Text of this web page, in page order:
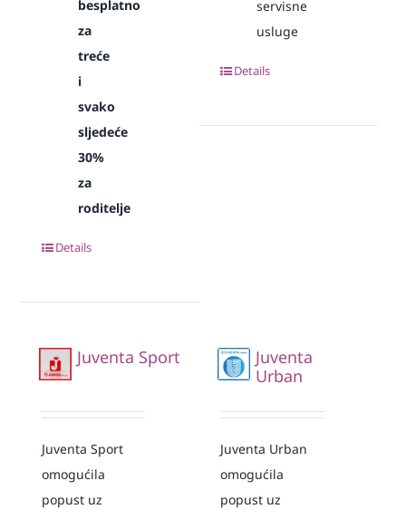
besplatno
za
treće
i
svako
sljedeće
30%
za
roditelje
Details
servisne
usluge
Details
Juventa Sport
Juventa Sport
omogućila
popust uz
Juventa
Urban
Juventa Urban
omogućila
popust uz